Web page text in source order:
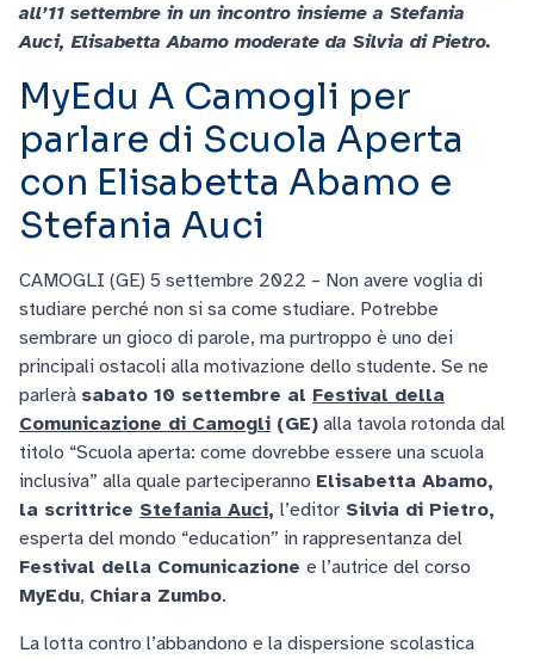
all’11 settembre in un incontro insieme a Stefania
Auci, Elisabetta Abamo moderate da Silvia di Pietro.
MyEdu A Camogli per
parlare di Scuola Aperta
con Elisabetta Abamo e
Stefania Auci
CAMOGLI (GE) 5 settembre 2022 – Non avere voglia di
studiare perché non si sa come studiare. Potrebbe
sembrare un gioco di parole, ma purtroppo è uno dei
principali ostacoli alla motivazione dello studente. Se ne
parlerà sabato 10 settembre al Festival della
Comunicazione di Camogli (GE) alla tavola rotonda dal
titolo “Scuola aperta: come dovrebbe essere una scuola
inclusiva” alla quale parteciperanno Elisabetta Abamo,
la scrittrice Stefania Auci, l’editor Silvia di Pietro,
esperta del mondo “education” in rappresentanza del
Festival della Comunicazione e l’autrice del corso
MyEdu, Chiara Zumbo.
La lotta contro l’abbandono e la dispersione scolastica